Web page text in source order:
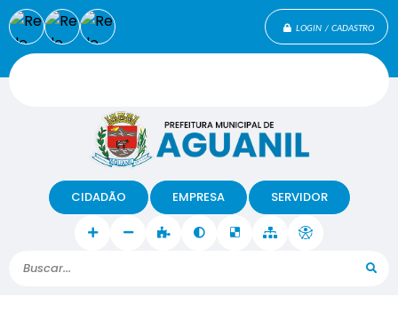
LOGIN / CADASTRO
Buscar...
CIDADÃO EMPRESA SERVIDOR